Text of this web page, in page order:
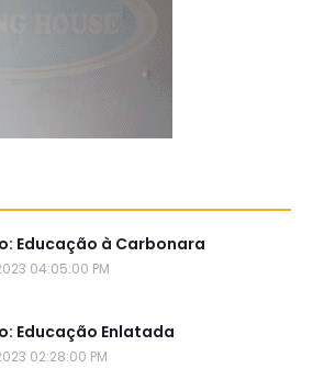
Educação à Carbonara
04:05:00 PM
Educação Enlatada
02:28:00 PM